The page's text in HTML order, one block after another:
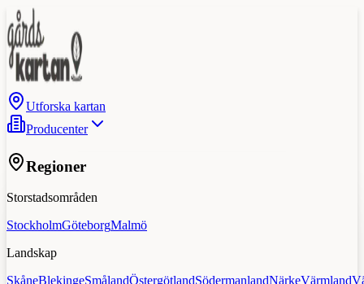
Utforska kartan
Producenter
Regioner
Storstadsområden
StockholmGöteborgMalmö
Landskap
SkåneBlekingeSmålandÖstergötlandSödermanlandNärkeVärmland